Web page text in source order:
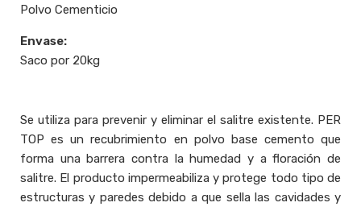
Polvo Cementicio
Envase:
Saco por 20kg
Se utiliza para prevenir y eliminar el salitre existente. PER
TOP es un recubrimiento en polvo base cemento que
forma una barrera contra la humedad y a floración de
salitre. El producto impermeabiliza y protege todo tipo de
estructuras y paredes debido a que sella las cavidades y